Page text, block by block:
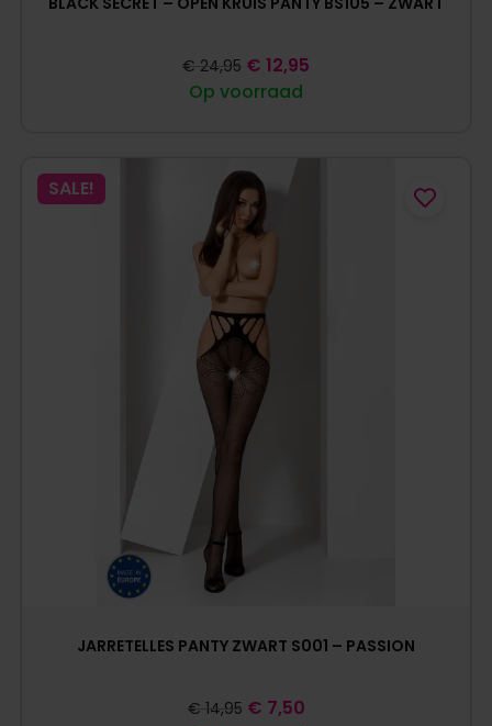
Op voorraad
€ 24,95 € 12,95
SALE!
JARRETELLES PANTY ZWART S001 – PASSION
€ 14,95 € 7,50